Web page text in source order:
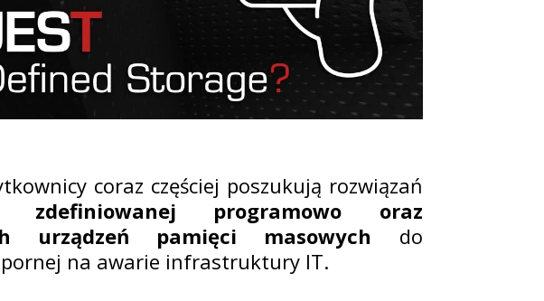
coraz częściej poszukują rozwiązań
zdefiniowanej programowo oraz
urządzeń pamięci masowych do
na awarie infrastruktury IT.